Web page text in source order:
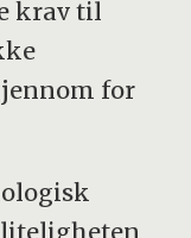
krav til
for